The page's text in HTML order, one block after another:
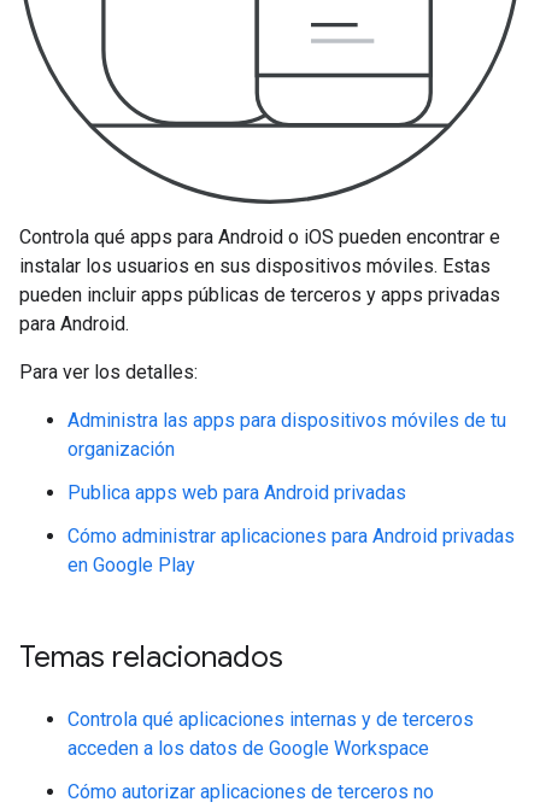
Controla qué apps para Android o iOS pueden encontrar e
instalar los usuarios en sus dispositivos móviles. Estas
pueden incluir apps públicas de terceros y apps privadas
para Android.
Para ver los detalles:
Administra las apps para dispositivos móviles de tu
organización
Publica apps web para Android privadas
Cómo administrar aplicaciones para Android privadas
en Google Play
Temas relacionados
Controla qué aplicaciones internas y de terceros
acceden a los datos de Google Workspace
Cómo autorizar aplicaciones de terceros no